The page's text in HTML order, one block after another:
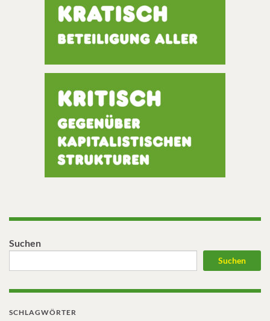
Suchen
Suchen
SCHLAGWÖRTER